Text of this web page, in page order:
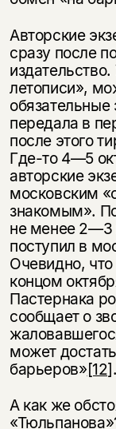
Авторские
сразу после
летописи»,
передала в
после этого
Где-то 4—5
авторские
московским
знакомым».
не менее 2—3
поступил в
Очевидно,
концом
Пастернака
сообщает о
может
барьеров»[12].
А как же
скидку
Я
на склад
Я
Эта
не
Скажите,
вам уже